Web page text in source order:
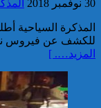
وفاة 5 أشخاص
المختار السوسي
30 نوفمبر 2018
المذكرة السياحية
للكشف عن فيروس
المزيد…. ]